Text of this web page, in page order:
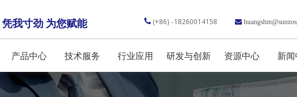
凭我寸劲 为您赋能  (+86) -18260014158 
产品中心 技术服务 行业应用 研发与创新 资源中心 新